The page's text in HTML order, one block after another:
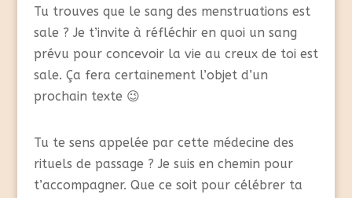
Tu trouves que le sang des menstruations est
sale ? Je t’invite à réfléchir en quoi un sang
prévu pour concevoir la vie au creux de toi est
sale. Ça fera certainement l’objet d’un
prochain texte 😉
Tu te sens appelée par cette médecine des
rituels de passage ? Je suis en chemin pour
t’accompagner. Que ce soit pour célébrer ta